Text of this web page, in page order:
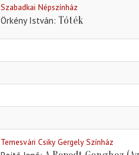
Szabadkai Népszínház
Örkény István Tóték
Temesvári Csiky Gergely Színház